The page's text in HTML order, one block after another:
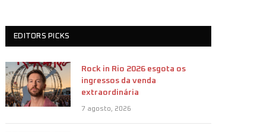
EDITORS PICKS
Rock in Rio 2026 esgota os
ingressos da venda
extraordinária
7 agosto, 2026